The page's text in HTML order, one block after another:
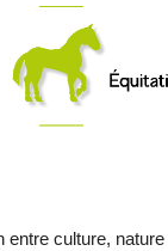
entre culture,